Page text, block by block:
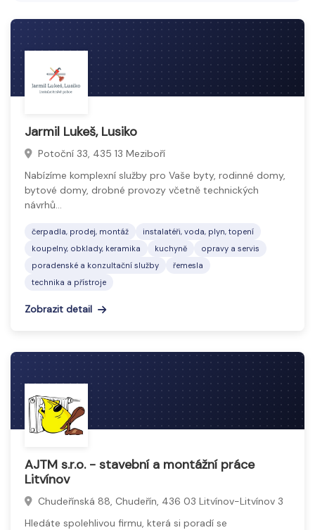
Koupelny, obklady a keramika zahrnují výrobky a
služby pro vybavení a design koupelen. Patří sem
keramické obklady, dlažby, sanitární keramika, vany,
umyvadla a další doplňky či příslušenství.
Sortiment umožňuje vytvořit funkční, estetické a
moderní design, který splňuje požadavky na
komfort a hygienu.
Jarmil Lukeš, Lusiko
Potoční 33, 435 13 Meziboří
Nabízíme komplexní služby pro Vaše byty, rodinné domy,
bytové domy, drobné provozy včetně technických
návrhů…
čerpadla, prodej, montáž
instalatéři, voda, plyn, topení
koupelny, obklady, keramika
kuchyně
opravy a servis
poradenské a konzultační služby
řemesla
technika a přístroje
Zobrazit detail
AJTM s.r.o. - stavební a montážní práce
Litvínov
Chudeřínská 88, Chudeřín, 436 03 Litvínov-Litvínov 3
Hledáte spolehlivou firmu, která si poradí se